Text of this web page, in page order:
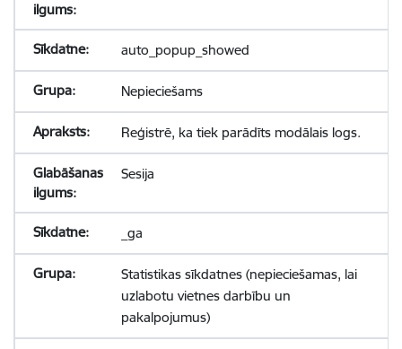
auto_popup_showed
Nepieciešams
Reģistrē, ka tiek parādīts modālais logs.
Sesija
_ga
Statistikas sīkdatnes (nepieciešamas, lai
uzlabotu vietnes darbību un
pakalpojumus)